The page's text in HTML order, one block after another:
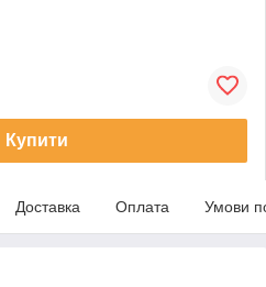
Купити
Доставка Оплата Умови